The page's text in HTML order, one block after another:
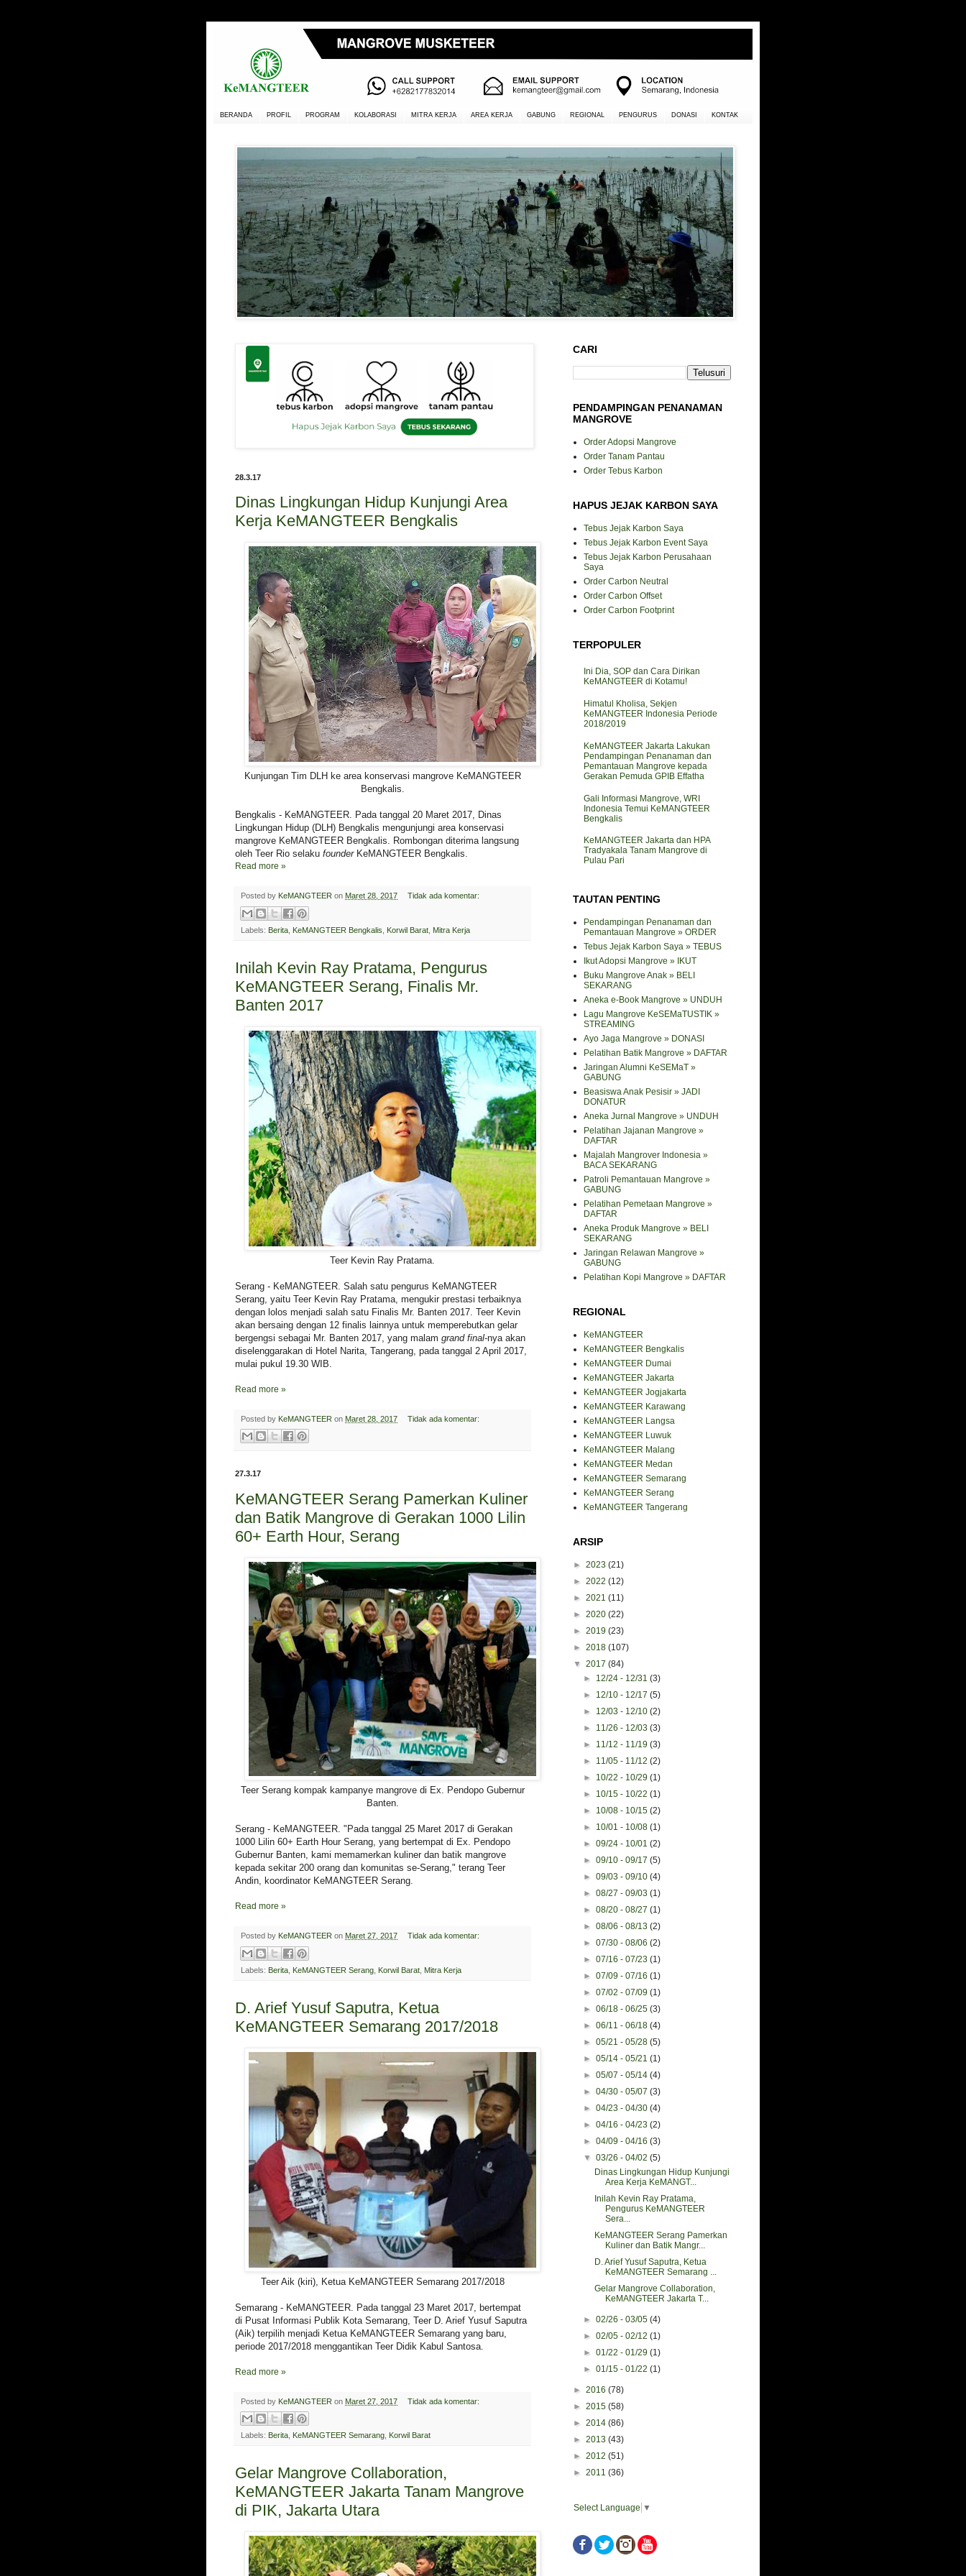
BERANDA PROFIL PROGRAM KOLABORASI MITRA KERJA AREA KERJA GABUNG REGIONAL PENGURUS DONASI KONTAK
28.3.17
Dinas Lingkungan Hidup Kunjungi Area
Kerja KeMANGTEER Bengkalis
Kunjungan Tim DLH ke area konservasi mangrove KeMANGTEER
Bengkalis.
Bengkalis - KeMANGTEER. Pada tanggal 20 Maret 2017, Dinas
Lingkungan Hidup (DLH) Bengkalis mengunjungi area konservasi
mangrove KeMANGTEER Bengkalis. Rombongan diterima langsung
oleh Teer Rio selaku founderKeMANGTEER Bengkalis.
Read more »
Posted by KeMANGTEER on Maret 28, 2017 Tidak ada komentar:
Labels: Berita KeMANGTEER Bengkalis Korwil Barat Mitra Kerja
Inilah Kevin Ray Pratama, Pengurus
KeMANGTEER Serang, Finalis Mr.
Banten 2017
Teer Kevin Ray Pratama.
Serang - KeMANGTEER. Salah satu pengurus KeMANGTEER
Serang, yaitu Teer Kevin Ray Pratama, mengukir prestasi terbaiknya
dengan lolos menjadi salah satu Finalis Mr. Banten 2017. Teer Kevin
akan bersaing dengan 12 finalis lainnya untuk memperebutkan gelar
bergengsi sebagai Mr. Banten 2017, yang malam grand final-nya akan
diselenggarakan di Hotel Narita, Tangerang, pada tanggal 2 April 2017,
mulai pukul 19.30 WIB.
Read more »
Posted by KeMANGTEER on Maret 28, 2017 Tidak ada komentar:
27.3.17
KeMANGTEER Serang Pamerkan Kuliner
dan Batik Mangrove di Gerakan 1000 Lilin
60+ Earth Hour, Serang
Teer Serang kompak kampanye mangrove di Ex. Pendopo Gubernur
Banten.
Serang - KeMANGTEER. "Pada tanggal 25 Maret 2017 di Gerakan
1000 Lilin 60+ Earth Hour Serang, yang bertempat di Ex. Pendopo
Gubernur Banten, kami memamerkan kuliner dan batik mangrove
kepada sekitar 200 orang dan komunitas se-Serang," terang Teer
Andin, koordinator KeMANGTEER Serang.
Read more »
Posted by KeMANGTEER on Maret 27, 2017 Tidak ada komentar:
Labels: Berita KeMANGTEER Serang Korwil Barat Mitra Kerja
D. Arief Yusuf Saputra, Ketua
KeMANGTEER Semarang 2017/2018
Teer Aik (kiri), Ketua KeMANGTEER Semarang 2017/2018
Semarang - KeMANGTEER. Pada tanggal 23 Maret 2017, bertempat
di Pusat Informasi Publik Kota Semarang, Teer D. Arief Yusuf Saputra
(Aik) terpilih menjadi Ketua KeMANGTEER Semarang yang baru,
periode 2017/2018 menggantikan Teer Didik Kabul Santosa.
Read more »
Posted by KeMANGTEER on Maret 27, 2017 Tidak ada komentar:
Labels: Berita KeMANGTEER Semarang Korwil Barat
Gelar Mangrove Collaboration,
KeMANGTEER Jakarta Tanam Mangrove
di PIK, Jakarta Utara
CARI
PENDAMPINGAN PENANAMAN
MANGROVE
Order Adopsi Mangrove
Order Tanam Pantau
Order Tebus Karbon
HAPUS JEJAK KARBON SAYA
Tebus Jejak Karbon Saya
Tebus Jejak Karbon Event Saya
Tebus Jejak Karbon Perusahaan
Saya
Order Carbon Neutral
Order Carbon Offset
Order Carbon Footprint
TERPOPULER
Ini Dia, SOP dan Cara Dirikan
KeMANGTEER di Kotamu!
Himatul Kholisa, Sekjen
KeMANGTEER Indonesia Periode
2018/2019
KeMANGTEER Jakarta Lakukan
Pendampingan Penanaman dan
Pemantauan Mangrove kepada
Gerakan Pemuda GPIB Effatha
Gali Informasi Mangrove, WRI
Indonesia Temui KeMANGTEER
Bengkalis
KeMANGTEER Jakarta dan HPA
Tradyakala Tanam Mangrove di
Pulau Pari
TAUTAN PENTING
Pendampingan Penanaman dan
Pemantauan Mangrove » ORDER
Tebus Jejak Karbon Saya » TEBUS
Ikut Adopsi Mangrove » IKUT
Buku Mangrove Anak » BELI
SEKARANG
Aneka e-Book Mangrove » UNDUH
Lagu Mangrove KeSEMaTUSTIK »
STREAMING
Ayo Jaga Mangrove » DONASI
Pelatihan Batik Mangrove » DAFTAR
Jaringan Alumni KeSEMaT »
GABUNG
Beasiswa Anak Pesisir » JADI
DONATUR
Aneka Jurnal Mangrove » UNDUH
Pelatihan Jajanan Mangrove »
DAFTAR
Majalah Mangrover Indonesia »
BACA SEKARANG
Patroli Pemantauan Mangrove »
GABUNG
Pelatihan Pemetaan Mangrove »
DAFTAR
Aneka Produk Mangrove » BELI
SEKARANG
Jaringan Relawan Mangrove »
GABUNG
Pelatihan Kopi Mangrove » DAFTAR
REGIONAL
KeMANGTEER
KeMANGTEER Bengkalis
KeMANGTEER Dumai
KeMANGTEER Jakarta
KeMANGTEER Jogjakarta
KeMANGTEER Karawang
KeMANGTEER Langsa
KeMANGTEER Luwuk
KeMANGTEER Malang
KeMANGTEER Medan
KeMANGTEER Semarang
KeMANGTEER Serang
KeMANGTEER Tangerang
ARSIP
► 2023 (21)
► 2022 (12)
► 2021 (11)
► 2020 (22)
► 2019 (23)
► 2018 (107)
▼ 2017 (84)
► 12/24 - 12/31(3)
► 12/10 - 12/17(5)
► 12/03 - 12/10(2)
► 11/26 - 12/03(3)
► 11/12 - 11/19(3)
► 11/05 - 11/12(2)
► 10/22 - 10/29(1)
► 10/15 - 10/22(1)
► 10/08 - 10/15(2)
► 10/01 - 10/08(1)
►09/24 - 10/01(2)
►09/10 - 09/17(5)
►09/03 - 09/10(4)
►08/27 - 09/03(1)
►08/20 - 08/27(1)
►08/06 - 08/13(2)
►07/30 - 08/06(2)
►07/16 - 07/23(1)
►07/09 - 07/16(1)
►07/02 - 07/09(1)
►06/18 - 06/25(3)
►06/11 - 06/18(4)
►05/21 - 05/28(5)
►05/14 - 05/21(1)
►05/07 - 05/14(4)
►04/30 - 05/07(3)
►04/23 - 04/30(4)
►04/16 - 04/23(2)
►04/09 - 04/16(3)
▼03/26 - 04/02(5)
Dinas Lingkungan Hidup Kunjungi
Area Kerja KeMANGT...
Inilah Kevin Ray Pratama,
Pengurus KeMANGTEER
Sera...
KeMANGTEER Serang Pamerkan
Kuliner dan Batik Mangr...
D. Arief Yusuf Saputra, Ketua
KeMANGTEER Semarang ...
Gelar Mangrove Collaboration,
KeMANGTEER Jakarta T...
►02/26 - 03/05(4)
►02/05 - 02/12(1)
►01/22 - 01/29(1)
►01/15 - 01/22(1)
► 2016 (78)
► 2015 (58)
► 2014 (86)
► 2013 (43)
► 2012 (51)
► 2011 (36)
Select Language ▼